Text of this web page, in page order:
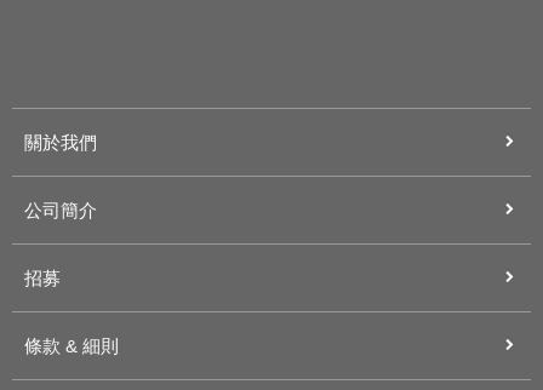
關於我們
公司簡介
招募
條款 & 細則